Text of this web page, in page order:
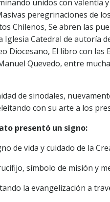
unidos con valentía
peregrinaciones de
Chilenos, Se abren las
Catedral de autoría
Diocesano, El libro con las
Quevedo, entre
de sinodales,
con su arte a los
presentó un signo:
de vida y cuidado de la
símbolo de misión y
la evangelización a